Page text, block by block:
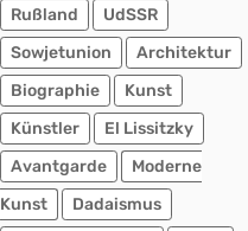
Rußland
UdSSR
Sowjetunion
Architektur
Biographie
Kunst
Künstler
El Lissitzky
Avantgarde
Moderne
Kunst
Dadaismus